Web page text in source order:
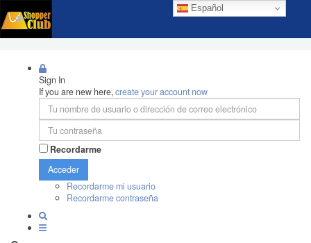
Español
Sign In
If you are new here,create your account now
Recordarme
Acceder
Recordarme mi usuario
Recordarme contraseña